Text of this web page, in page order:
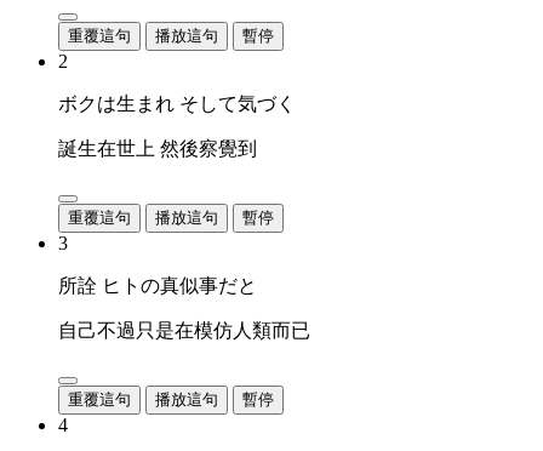
重覆這句 播放這句 暫停
2
ボクは生まれ そして気づく
誕生在世上 然後察覺到
重覆這句 播放這句 暫停
3
所詮 ヒトの真似事だと
自己不過只是在模仿人類而已
重覆這句 播放這句 暫停
4